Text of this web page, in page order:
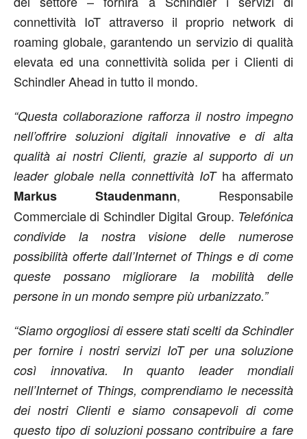
connettività IoT attraverso il proprio network di
roaming globale, garantendo un servizio di qualità
elevata ed una connettività solida per i Clienti di
Schindler Ahead in tutto il mondo.
“Questa collaborazione rafforza il nostro impegno
nell’offrire soluzioni digitali innovative e di alta
qualità ai nostri Clienti, grazie al supporto di un
leader globale nella connettività IoTha affermato
Markus Staudenmann, Responsabile
Commerciale di Schindler Digital Group. Telefónica
condivide la nostra visione delle numerose
possibilità offerte dall’Internet of Things e di come
queste possano migliorare la mobilità delle
persone in un mondo sempre più urbanizzato.”
“Siamo orgogliosi di essere stati scelti da Schindler
per fornire i nostri servizi IoT per una soluzione
così innovativa. In quanto leader mondiali
nell’Internet of Things, comprendiamo le necessità
dei nostri Clienti e siamo consapevoli di come
questo tipo di soluzioni possano contribuire a fare